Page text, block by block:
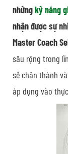
nhữngkỹ năng
nhận được sự
Master Coach
sâu rộng trong
sẻ chân thành
áp dụng vào